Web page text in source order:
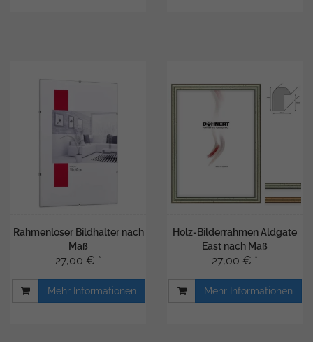
Rahmenloser Bildhalter nach
Maß
27,00 € *
Mehr Informationen
Holz-Bilderrahmen Aldgate
East nach Maß
27,00 € *
Mehr Informationen